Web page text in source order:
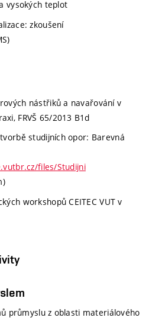
vysokých teplot
zkoušení
nástřiků a navařování v
FRVŠ 65/2013 B1d
studijních opor: Barevná
files/Studijni
workshopů CEITEC VUT v
průmyslu z oblasti materiálového